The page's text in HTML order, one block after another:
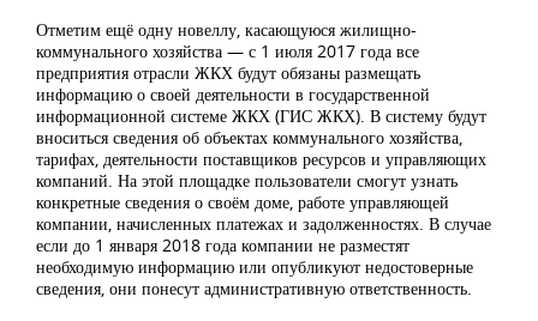
Отметим ещё одну новеллу, касающуюся жилищно-
коммунального хозяйства — с 1 июля 2017 года все
предприятия отрасли ЖКХ будут обязаны размещать
информацию о своей деятельности в государственной
информационной системе ЖКХ (ГИС ЖКХ). В систему будут
вноситься сведения об объектах коммунального хозяйства,
тарифах, деятельности поставщиков ресурсов и управляющих
компаний. На этой площадке пользователи смогут узнать
конкретные сведения о своём доме, работе управляющей
компании, начисленных платежах и задолженностях. В случае
если до 1 января 2018 года компании не разместят
необходимую информацию или опубликуют недостоверные
сведения, они понесут административную ответственность.